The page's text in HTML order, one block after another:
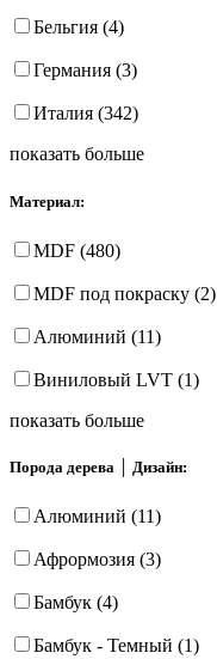
Бельгия (4)
Германия (3)
Италия (342)
показать больше
Материал:
MDF (480)
MDF под покраску (2)
Алюминий (11)
Виниловый LVT (1)
показать больше
Порода дерева │ Дизайн:
Алюминий (11)
Афрормозия (3)
Бамбук (4)
Бамбук - Темный (1)